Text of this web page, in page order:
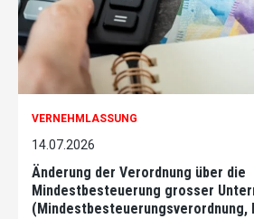
VERNEHMLASSUNG
14.07.2026
Änderung der Verordnung über die
Mindestbesteuerung grosser
(Mindestbesteuerungsverordnung,